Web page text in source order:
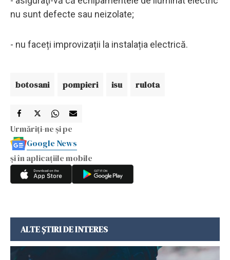
nu sunt defecte sau neizolate;
- nu faceți improvizații la instalația electrică.
botosani pompieri isu rulota
Urmăriți-ne și pe
Google News
și în aplicațiile mobile
ALTE ȘTIRI DE INTERES